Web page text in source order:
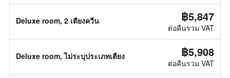
Deluxe room, 2 เตียงควีน ฿5,847
ต่อคืนรวม VAT
Deluxe room, ไม่ระบุประเภทเตียง ฿5,908
ต่อคืนรวม VAT